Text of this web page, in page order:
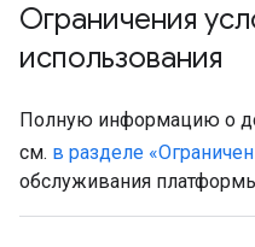
Ограничения
использования
Полную информацию о
см. в разделе
обслуживания